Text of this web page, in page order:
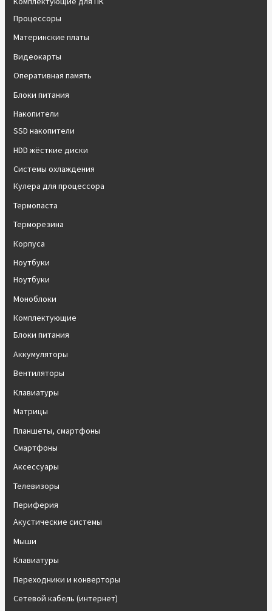
Процессоры
Материнские платы
Видеокарты
Оперативная память
Блоки питания
Накопители
SSD накопители
HDD жёсткие диски
Системы охлаждения
Кулера для процессора
Термопаста
Терморезина
Корпуса
Ноутбуки
Ноутбуки
Моноблоки
Комплектующие
Блоки питания
Аккумуляторы
Вентиляторы
Клавиатуры
Матрицы
Планшеты, смартфоны
Смартфоны
Аксессуары
Телевизоры
Периферия
Акустические системы
Мыши
Клавиатуры
Переходники и конверторы
Сетевой кабель (интернет)